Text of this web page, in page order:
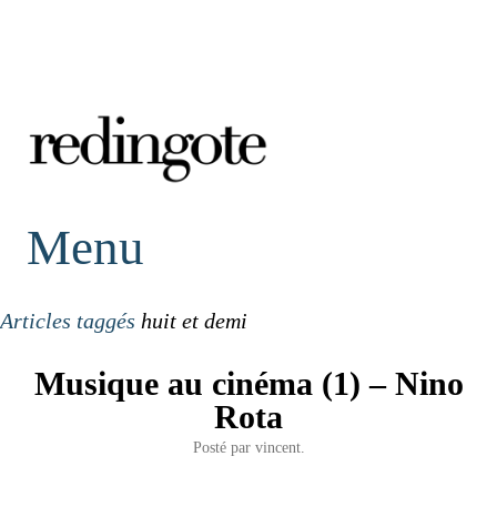
redingote.
Menu
Articles taggés huit et demi
Musique au cinéma (1) – Nino
Rota
Posté par vincent.